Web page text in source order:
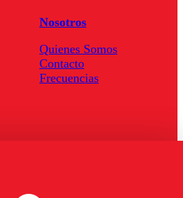
Nosotros
Quienes Somos
Contacto
Frecuencias